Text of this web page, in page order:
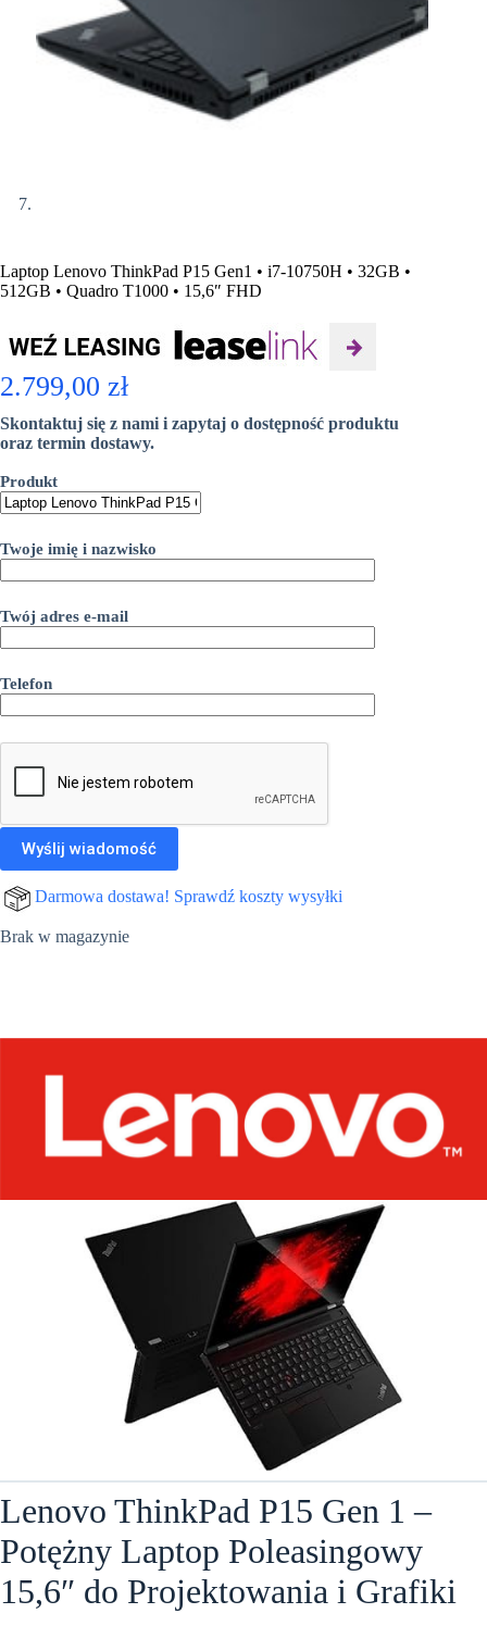
Laptop Lenovo ThinkPad P15 Gen1 • i7-10750H • 32GB •
512GB • Quadro T1000 • 15,6″ FHD
2.799,00 zł
Skontaktuj się z nami i zapytaj o dostępność produktu
oraz termin dostawy.
Produkt
Twoje imię i nazwisko
Twój adres e-mail
Telefon
Darmowa dostawa! Sprawdź koszty wysyłki
Brak w magazynie
Lenovo ThinkPad P15 Gen 1 –
Potężny Laptop Poleasingowy
15,6″ do Projektowania i Grafiki